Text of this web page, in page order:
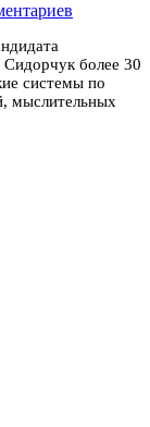
Сидорчук более 30
системы по
мыслительных